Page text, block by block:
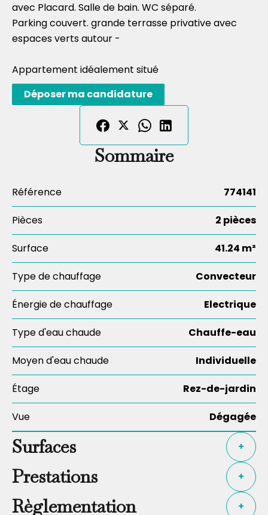
avec Placard. Salle de bain. WC séparé.
Parking couvert. grande terrasse privative avec
espaces verts autour -
Appartement idéalement situé
Déposer ma candidature
Sommaire
Référence 774141
Pièces 2 pièces
Surface 41.24 m²
Type de chauffage Convecteur
Énergie de chauffage Electrique
Type d'eau chaude Chauffe-eau
Moyen d'eau chaude Individuelle
Étage Rez-de-jardin
Vue Dégagée
Surfaces +
Prestations +
Règlementation +